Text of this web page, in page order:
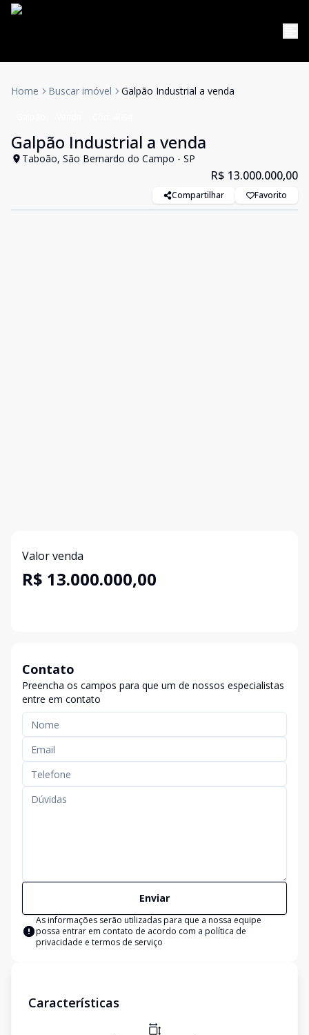
Home Buscar imóvel Galpão Industrial a venda
Galpão Industrial a venda
Taboão, São Bernardo do Campo - SP
R$ 13.000.000,00
Compartilhar Favorito
Valor venda
R$ 13.000.000,00
Contato
Preencha os campos para que um de nossos especialistas
entre em contato
Enviar
As informações serão utilizadas para que a nossa equipe
possa entrar em contato de acordo com a política de
privacidade e termos de serviço
Características